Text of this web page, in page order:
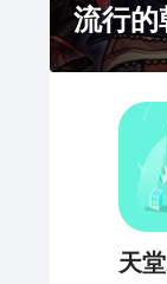
流行的
天